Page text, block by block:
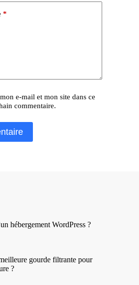
*
e-mail et mon site dans ce
commentaire.
hébergement WordPress ?
gourde filtrante pour
?